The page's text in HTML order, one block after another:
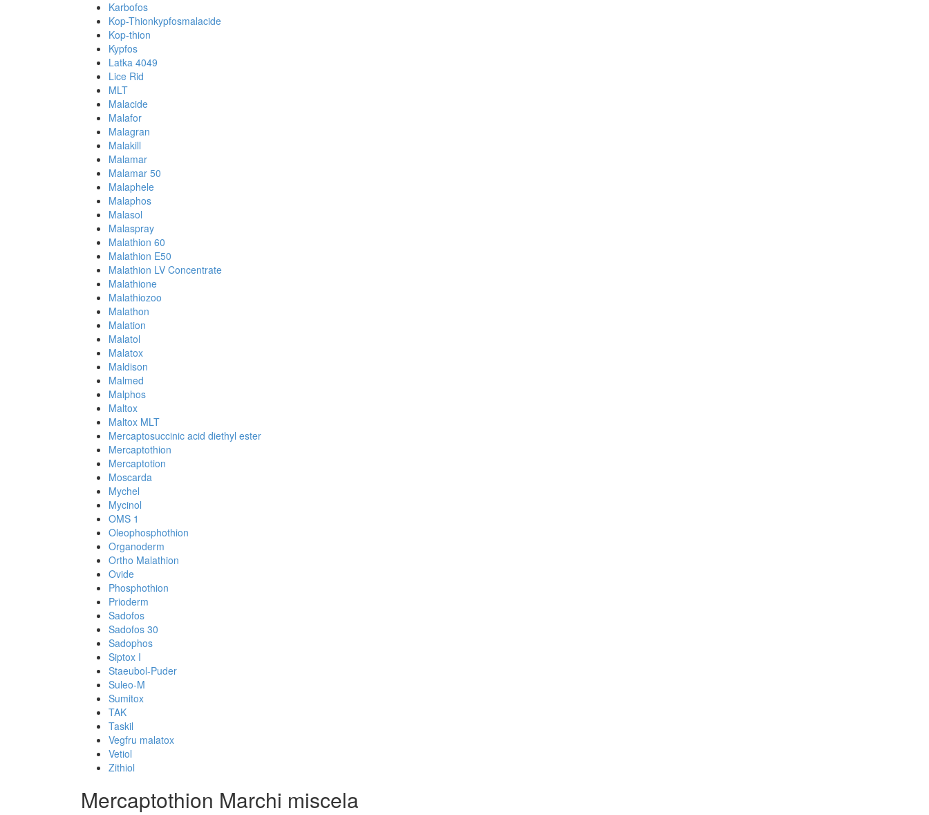
Karbofos
Kop-Thionkypfosmalacide
Kop-thion
Kypfos
Latka 4049
Lice Rid
MLT
Malacide
Malafor
Malagran
Malakill
Malamar
Malamar 50
Malaphele
Malaphos
Malasol
Malaspray
Malathion 60
Malathion E50
Malathion LV Concentrate
Malathione
Malathiozoo
Malathon
Malation
Malatol
Malatox
Maldison
Malmed
Malphos
Maltox
Maltox MLT
Mercaptosuccinic acid diethyl ester
Mercaptothion
Mercaptotion
Moscarda
Mychel
Mycinol
OMS 1
Oleophosphothion
Organoderm
Ortho Malathion
Ovide
Phosphothion
Prioderm
Sadofos
Sadofos 30
Sadophos
Siptox I
Staeubol-Puder
Suleo-M
Sumitox
TAK
Taskil
Vegfru malatox
Vetiol
Zithiol
Mercaptothion Marchi miscela